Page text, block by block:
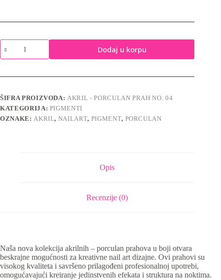
Akril
porculan
No.
količina
Dodaj u korpu
ŠIFRA PROIZVODA:AKRIL - PORCULAN PRAH NO. 04
KATEGORIJA: PIGMENTI
OZNAKE:AKRIL, NAILART, PIGMENT, PORCULAN
Opis
Recenzije (0)
Naša nova kolekcija akrilnih – porculan prahova u boji otvara
beskrajne mogućnosti za kreativne nail art dizajne. Ovi prahovi su
visokog kvaliteta i savršeno prilagođeni profesionalnoj upotrebi,
omogućavajući kreiranje jedinstvenih efekata i struktura na noktima.